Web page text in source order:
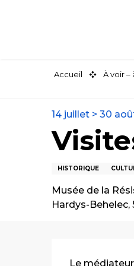
Accueil À voir –
14 juillet > 30
HISTORIQUE
Musée de la
Hardys-Behelec,
Le